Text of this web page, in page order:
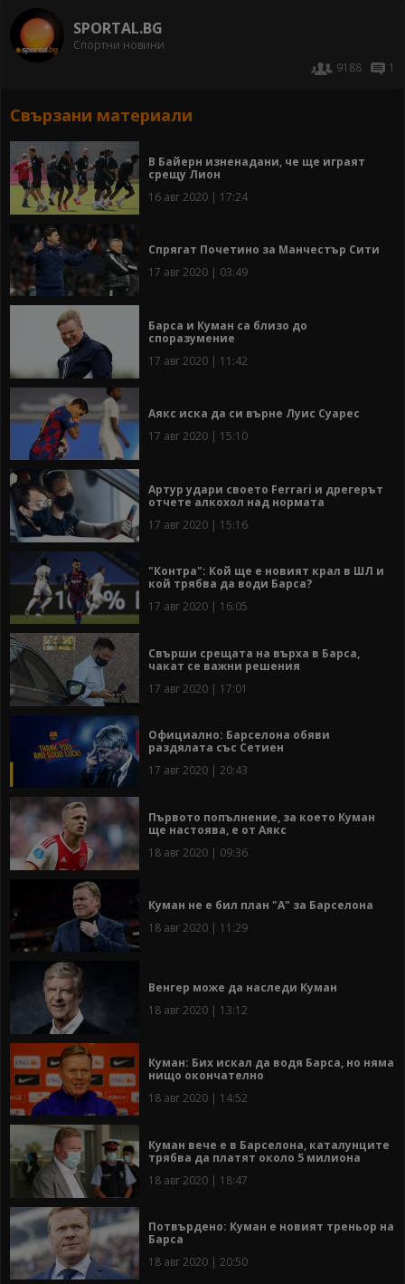
SPORTAL.BG
Спортни новини
9188
1
Свързани материали
В Байерн изненадани, че ще играят
срещу Лион
16 авг 2020 | 17:24
Спрягат Почетино за Манчестър Сити
17 авг 2020 | 03:49
Барса и Куман са близо до
споразумение
17 авг 2020 | 11:42
Аякс иска да си върне Луис Суарес
17 авг 2020 | 15:10
Артур удари своето Ferrari и дрегерът
отчете алкохол над нормата
17 авг 2020 | 15:16
"Контра": Кой ще е новият крал в ШЛ и
кой трябва да води Барса?
17 авг 2020 | 16:05
Свърши срещата на върха в Барса,
чакат се важни решения
17 авг 2020 | 17:01
Официално: Барселона обяви
раздялата със Сетиен
17 авг 2020 | 20:43
Първото попълнение, за което Куман
ще настоява, е от Аякс
18 авг 2020 | 09:36
Куман не е бил план "А" за Барселона
18 авг 2020 | 11:29
Венгер може да наследи Куман
18 авг 2020 | 13:12
Куман: Бих искал да водя Барса, но няма
нищо окончателно
18 авг 2020 | 14:52
Куман вече е в Барселона, каталунците
трябва да платят около 5 милиона
18 авг 2020 | 18:47
Потвърдено: Куман е новият треньор на
Барса
18 авг 2020 | 20:50